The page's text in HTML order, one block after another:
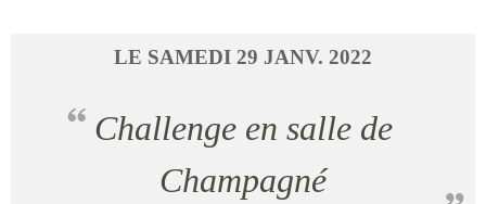
LE SAMEDI 29 JANV. 2022
Challenge en salle de
Champagné